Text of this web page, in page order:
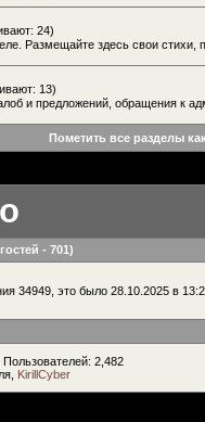
24)
Размещайте здесь свои стихи,
13)
и предложений, обращения к
Пометить все разделы
- 701)
34949, это было 28.10.2025 в
2,482
KirillCyber